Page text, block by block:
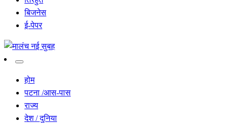
बिजनेस
ई-पेपर
मालंच नई सुबह
होम
पटना /आस-पास
राज्य
देश / दुनिया